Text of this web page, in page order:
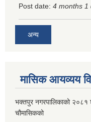
Post date: 4 months 1
अन्य
मासिक आयव्यय
भक्तपुर नगरपालिकाको २०८१
चौमासिकको